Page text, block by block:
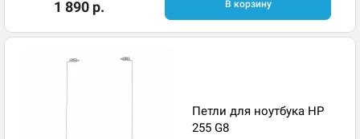
1 890 р. В корзину
Петли для ноутбука HP
255 G8